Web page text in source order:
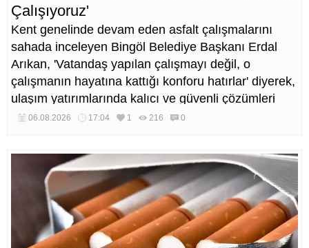
Çalışıyoruz'
Kent genelinde devam eden asfalt çalışmalarını
sahada inceleyen Bingöl Belediye Başkanı Erdal
Arıkan, 'Vatandaş yapılan çalışmayı değil, o
çalışmanın hayatına kattığı konforu hatırlar' diyerek,
ulaşım yatırımlarında kalıcı ve güvenli çözümleri
öncelediklerini söyledi. Arıkan, bu sezon yaklaşık 40
06.08.2026 17:04 1 216 0